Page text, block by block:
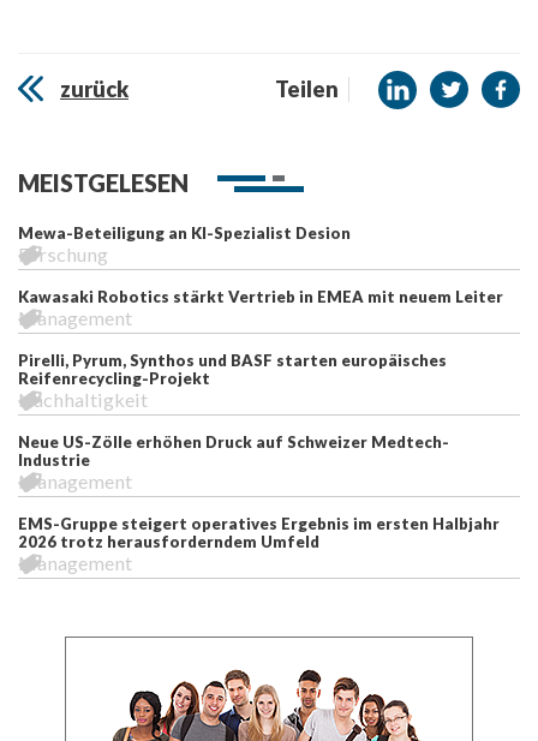
zurück Teilen
MEISTGELESEN
Mewa-Beteiligung an KI-Spezialist Desion
Forschung
Kawasaki Robotics stärkt Vertrieb in EMEA mit neuem Leiter
Management
Pirelli, Pyrum, Synthos und BASF starten europäisches
Reifenrecycling-Projekt
Nachhaltigkeit
Neue US-Zölle erhöhen Druck auf Schweizer Medtech-
Industrie
Management
EMS-Gruppe steigert operatives Ergebnis im ersten Halbjahr
2026 trotz herausforderndem Umfeld
Management